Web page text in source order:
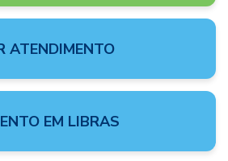
ATENDIMENTO
EM LIBRAS